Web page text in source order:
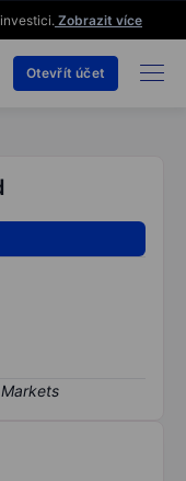
Zobrazit více
Otevřít účet